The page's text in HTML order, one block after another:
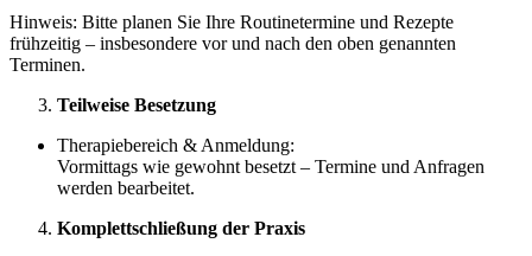
Hinweis: Bitte planen Sie Ihre Routine­termine und Rezepte
frühzeitig – insbesondere vor und nach den oben genannten
Terminen.
Teilweise Besetzung
Therapiebereich & Anmeldung:
Vormittags wie gewohnt besetzt – Termine und Anfragen
werden bearbeitet.
Komplett­schließung der Praxis